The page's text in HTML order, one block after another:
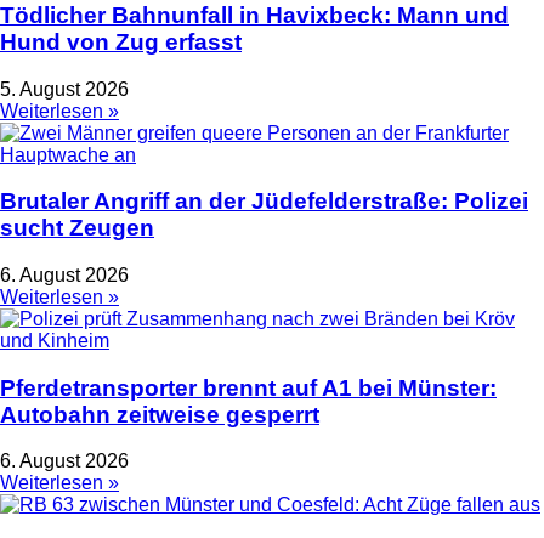
Tödlicher Bahnunfall in Havixbeck: Mann und
Hund von Zug erfasst
5. August 2026
Weiterlesen »
Brutaler Angriff an der Jüdefelderstraße: Polizei
sucht Zeugen
6. August 2026
Weiterlesen »
Pferdetransporter brennt auf A1 bei Münster:
Autobahn zeitweise gesperrt
6. August 2026
Weiterlesen »